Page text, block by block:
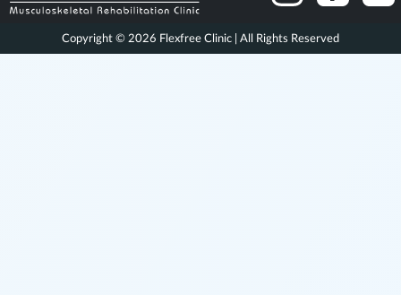
Copyright © 2026 Flexfree Clinic | All Rights Reserved